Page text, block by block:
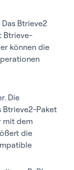
Btrieve2
Btrieve-
können die
Die
Btrieve2-Paket
mit dem
die